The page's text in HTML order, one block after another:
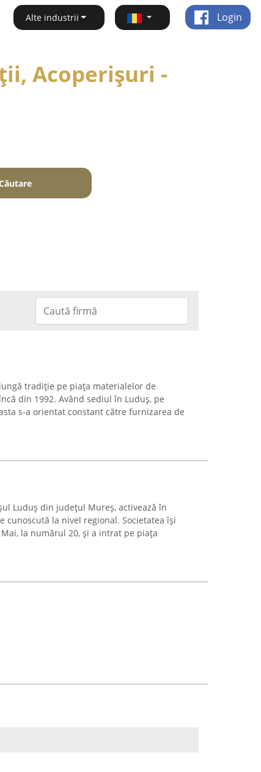
Alte industrii Login
Acoperișuri -
tradiție pe piața materialelor de
din 1992. Având sediul în Luduș, pe
s-a orientat constant către furnizarea de
Luduș din județul Mureș, activează în
la nivel regional. Societatea își
la numărul 20, și a intrat pe piața